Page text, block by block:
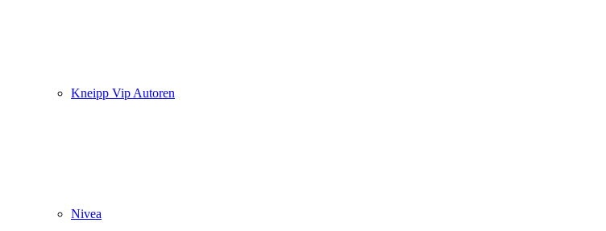
Kneipp Vip Autoren
Nivea